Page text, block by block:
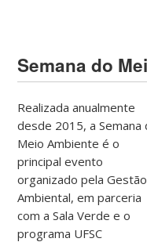
Semana do
Realizada anualmente
desde 2015, a Semana
Meio Ambiente é o
principal evento
organizado pela Gestão
Ambiental, em parceria
com a Sala Verde e o
programa UFSC